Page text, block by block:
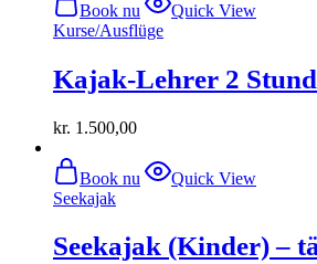
Book nu
Quick View
Kurse/Ausflüge
Kajak-Lehrer 2
kr. 1.500,00
Book nu
Quick View
Seekajak
Seekajak (Kinder) –